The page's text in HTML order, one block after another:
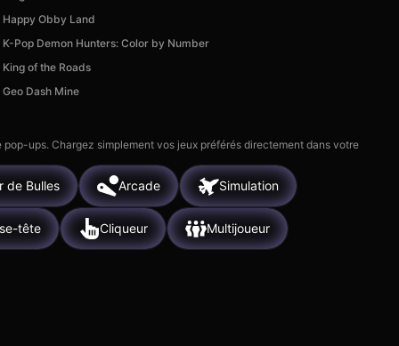
Happy Obby Land
K-Pop Demon Hunters: Color by Number
King of the Roads
Geo Dash Mine
ups. Chargez simplement vos jeux préférés directement dans votre
de Bulles Arcade Simulation
tête Cliqueur Multijoueur